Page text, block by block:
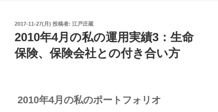
投
稿
日:
2017-11-27(月) 投稿者: 江戸庄蔵
2010年4月の私の運用実績3：生命
保険、保険会社との付き合い方
2010年4月の私のポートフォリオ